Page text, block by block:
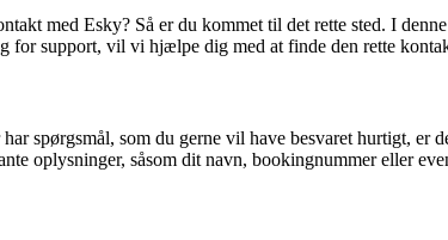
med Esky? Så er du kommet til det rette sted. I
for support, vil vi hjælpe dig med at finde den rette
spørgsmål, som du gerne vil have besvaret hurtigt,
oplysninger, såsom dit navn, bookingnummer eller